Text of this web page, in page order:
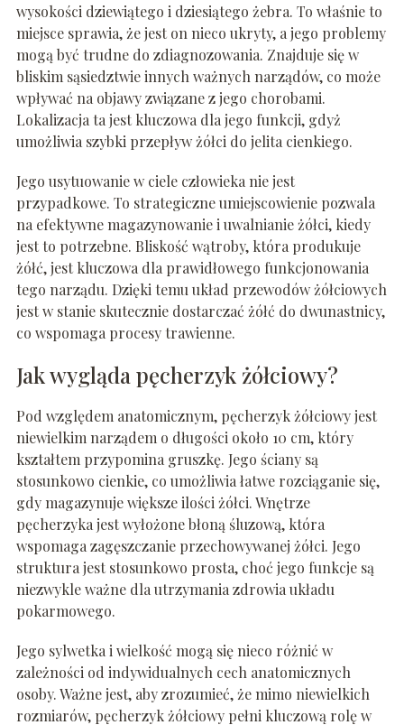
wysokości dziewiątego i dziesiątego żebra. To właśnie to
miejsce sprawia, że jest on nieco ukryty, a jego problemy
mogą być trudne do zdiagnozowania. Znajduje się w
bliskim sąsiedztwie innych ważnych narządów, co może
wpływać na objawy związane z jego chorobami.
Lokalizacja ta jest kluczowa dla jego funkcji, gdyż
umożliwia szybki przepływ żółci do jelita cienkiego.
Jego usytuowanie w ciele człowieka nie jest
przypadkowe. To strategiczne umiejscowienie pozwala
na efektywne magazynowanie i uwalnianie żółci, kiedy
jest to potrzebne. Bliskość wątroby, która produkuje
żółć, jest kluczowa dla prawidłowego funkcjonowania
tego narządu. Dzięki temu układ przewodów żółciowych
jest w stanie skutecznie dostarczać żółć do dwunastnicy,
co wspomaga procesy trawienne.
Jak wygląda pęcherzyk żółciowy?
Pod względem anatomicznym, pęcherzyk żółciowy jest
niewielkim narządem o długości około 10 cm, który
kształtem przypomina gruszkę. Jego ściany są
stosunkowo cienkie, co umożliwia łatwe rozciąganie się,
gdy magazynuje większe ilości żółci. Wnętrze
pęcherzyka jest wyłożone błoną śluzową, która
wspomaga zagęszczanie przechowywanej żółci. Jego
struktura jest stosunkowo prosta, choć jego funkcje są
niezwykle ważne dla utrzymania zdrowia układu
pokarmowego.
Jego sylwetka i wielkość mogą się nieco różnić w
zależności od indywidualnych cech anatomicznych
osoby. Ważne jest, aby zrozumieć, że mimo niewielkich
rozmiarów, pęcherzyk żółciowy pełni kluczową rolę w